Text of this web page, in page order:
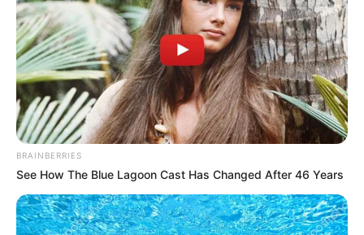
BRAINBERRIES
See How The Blue Lagoon Cast Has Changed After 46 Years